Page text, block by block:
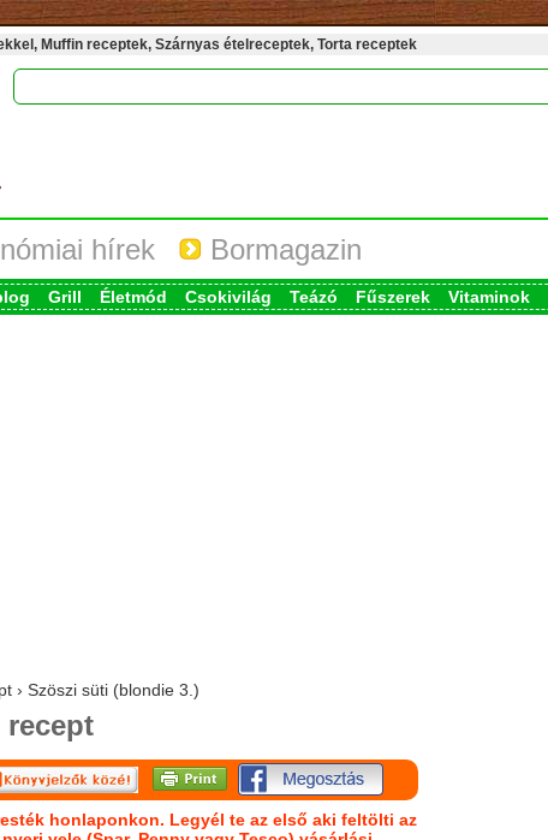
Muffin receptek, Szárnyas ételreceptek, Torta receptek
hírek Bormagazin
Grill Életmód Csokivilág Teázó Fűszerek Vitaminok
› Szöszi süti (blondie 3.)
recept
honlaponkon. Legyél te az első aki feltölti az